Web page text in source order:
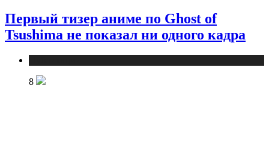
Первый тизер аниме по Ghost of
Tsushima не показал ни одного кадра
8